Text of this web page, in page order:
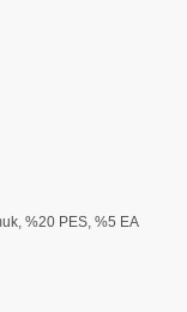
%20 PES, %5 EA